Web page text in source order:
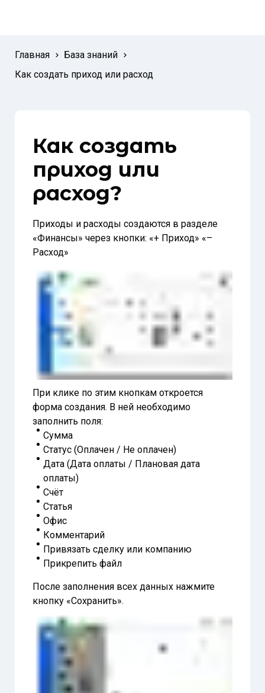
Главная
База знаний
Как создать приход или расход
Как создать
приход или
расход?
Приходы и расходы создаются в разделе
«Финансы» через кнопки: «+ Приход» «–
Расход»
При клике по этим кнопкам откроется
форма создания. В ней необходимо
заполнить поля:
Сумма
Статус (Оплачен / Не оплачен)
Дата (Дата оплаты / Плановая дата
оплаты)
Счёт
Статья
Офис
Комментарий
Привязать сделку или компанию
Прикрепить файл
После заполнения всех данных нажмите
кнопку «Сохранить».